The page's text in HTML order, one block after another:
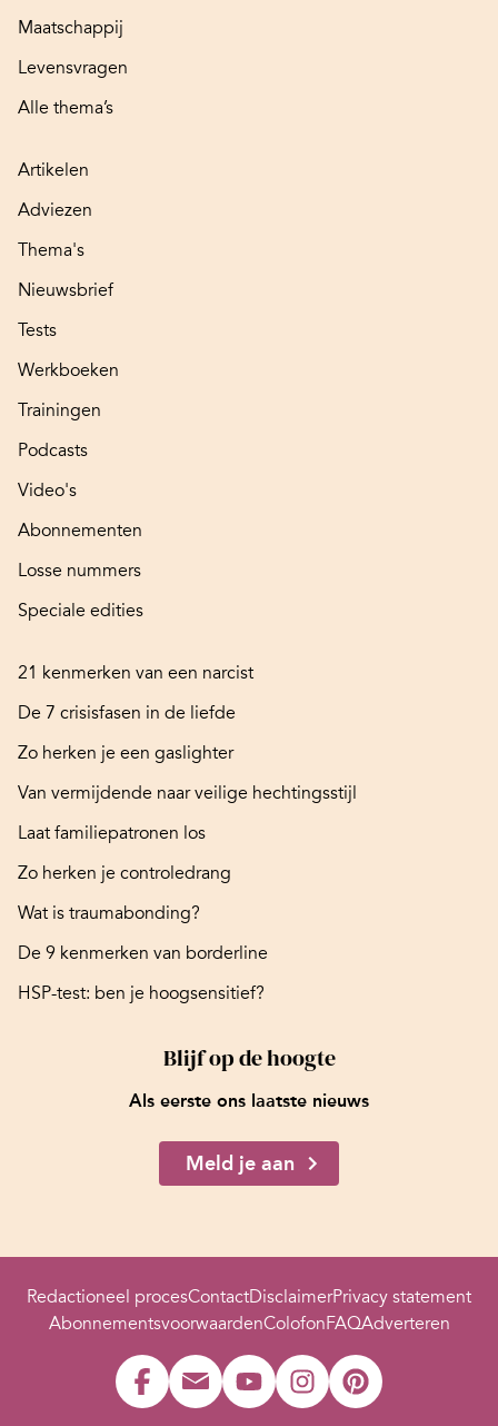
Maatschappij
Levensvragen
Alle thema’s
Artikelen
Adviezen
Thema's
Nieuwsbrief
Tests
Werkboeken
Trainingen
Podcasts
Video's
Abonnementen
Losse nummers
Speciale edities
21 kenmerken van een narcist
De 7 crisisfasen in de liefde
Zo herken je een gaslighter
Van vermijdende naar veilige hechtingsstijl
Laat familiepatronen los
Zo herken je controledrang
Wat is traumabonding?
De 9 kenmerken van borderline
HSP-test: ben je hoogsensitief?
Blijf op de hoogte
Als eerste ons laatste nieuws
Meld je aan
Redactioneel procesContactDisclaimerPrivacy statement
AbonnementsvoorwaardenColofonFAQAdverteren